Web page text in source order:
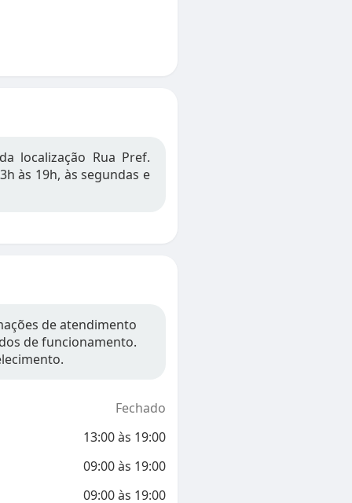
localização Rua Pref.
às 19h, às segundas e
de atendimento
de funcionamento.
Fechado
13:00às 19:00
09:00às 19:00
09:00às 19:00